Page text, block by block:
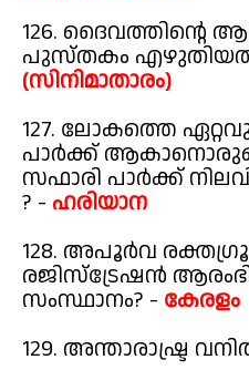
126. ദൈവത്തിന്റെ
പുസ്തകം
(സിനിമാതാരം)
127. ലോകത്തെ
പാർക്ക്‌
സഫാരി പാർക്ക്
? - ഹരിയാന
128. അപൂർവ
രജിസ്ട്രേഷൻ
സംസ്ഥാനം? - കേരളം
129. അന്താരാഷ്ട്ര